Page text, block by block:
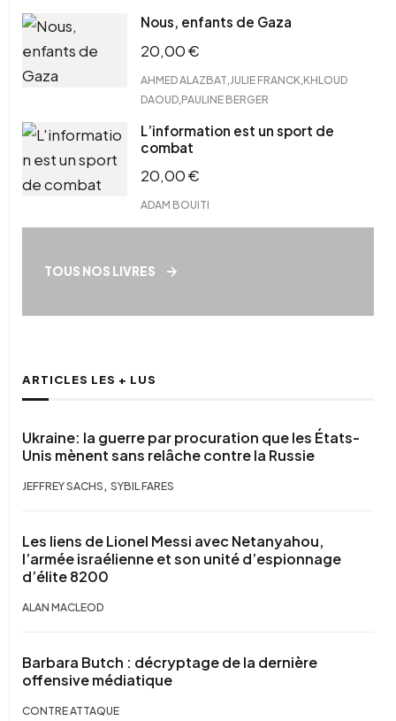
Nous, enfants de Gaza
20,00€
AHMED ALAZBAT JULIE FRANCK KHLOUD
DAOUD PAULINE BERGER
L’information est un sport de
combat
20,00€
ADAM BOUITI
TOUS NOS LIVRES
ARTICLES LES + LUS
Ukraine: la guerre par procuration que les États-
Unis mènent sans relâche contre la Russie
JEFFREY SACHS , SYBIL FARES
Les liens de Lionel Messi avec Netanyahou,
l’armée israélienne et son unité d’espionnage
d’élite 8200
ALAN MACLEOD
Barbara Butch : décryptage de la dernière
offensive médiatique
CONTRE ATTAQUE